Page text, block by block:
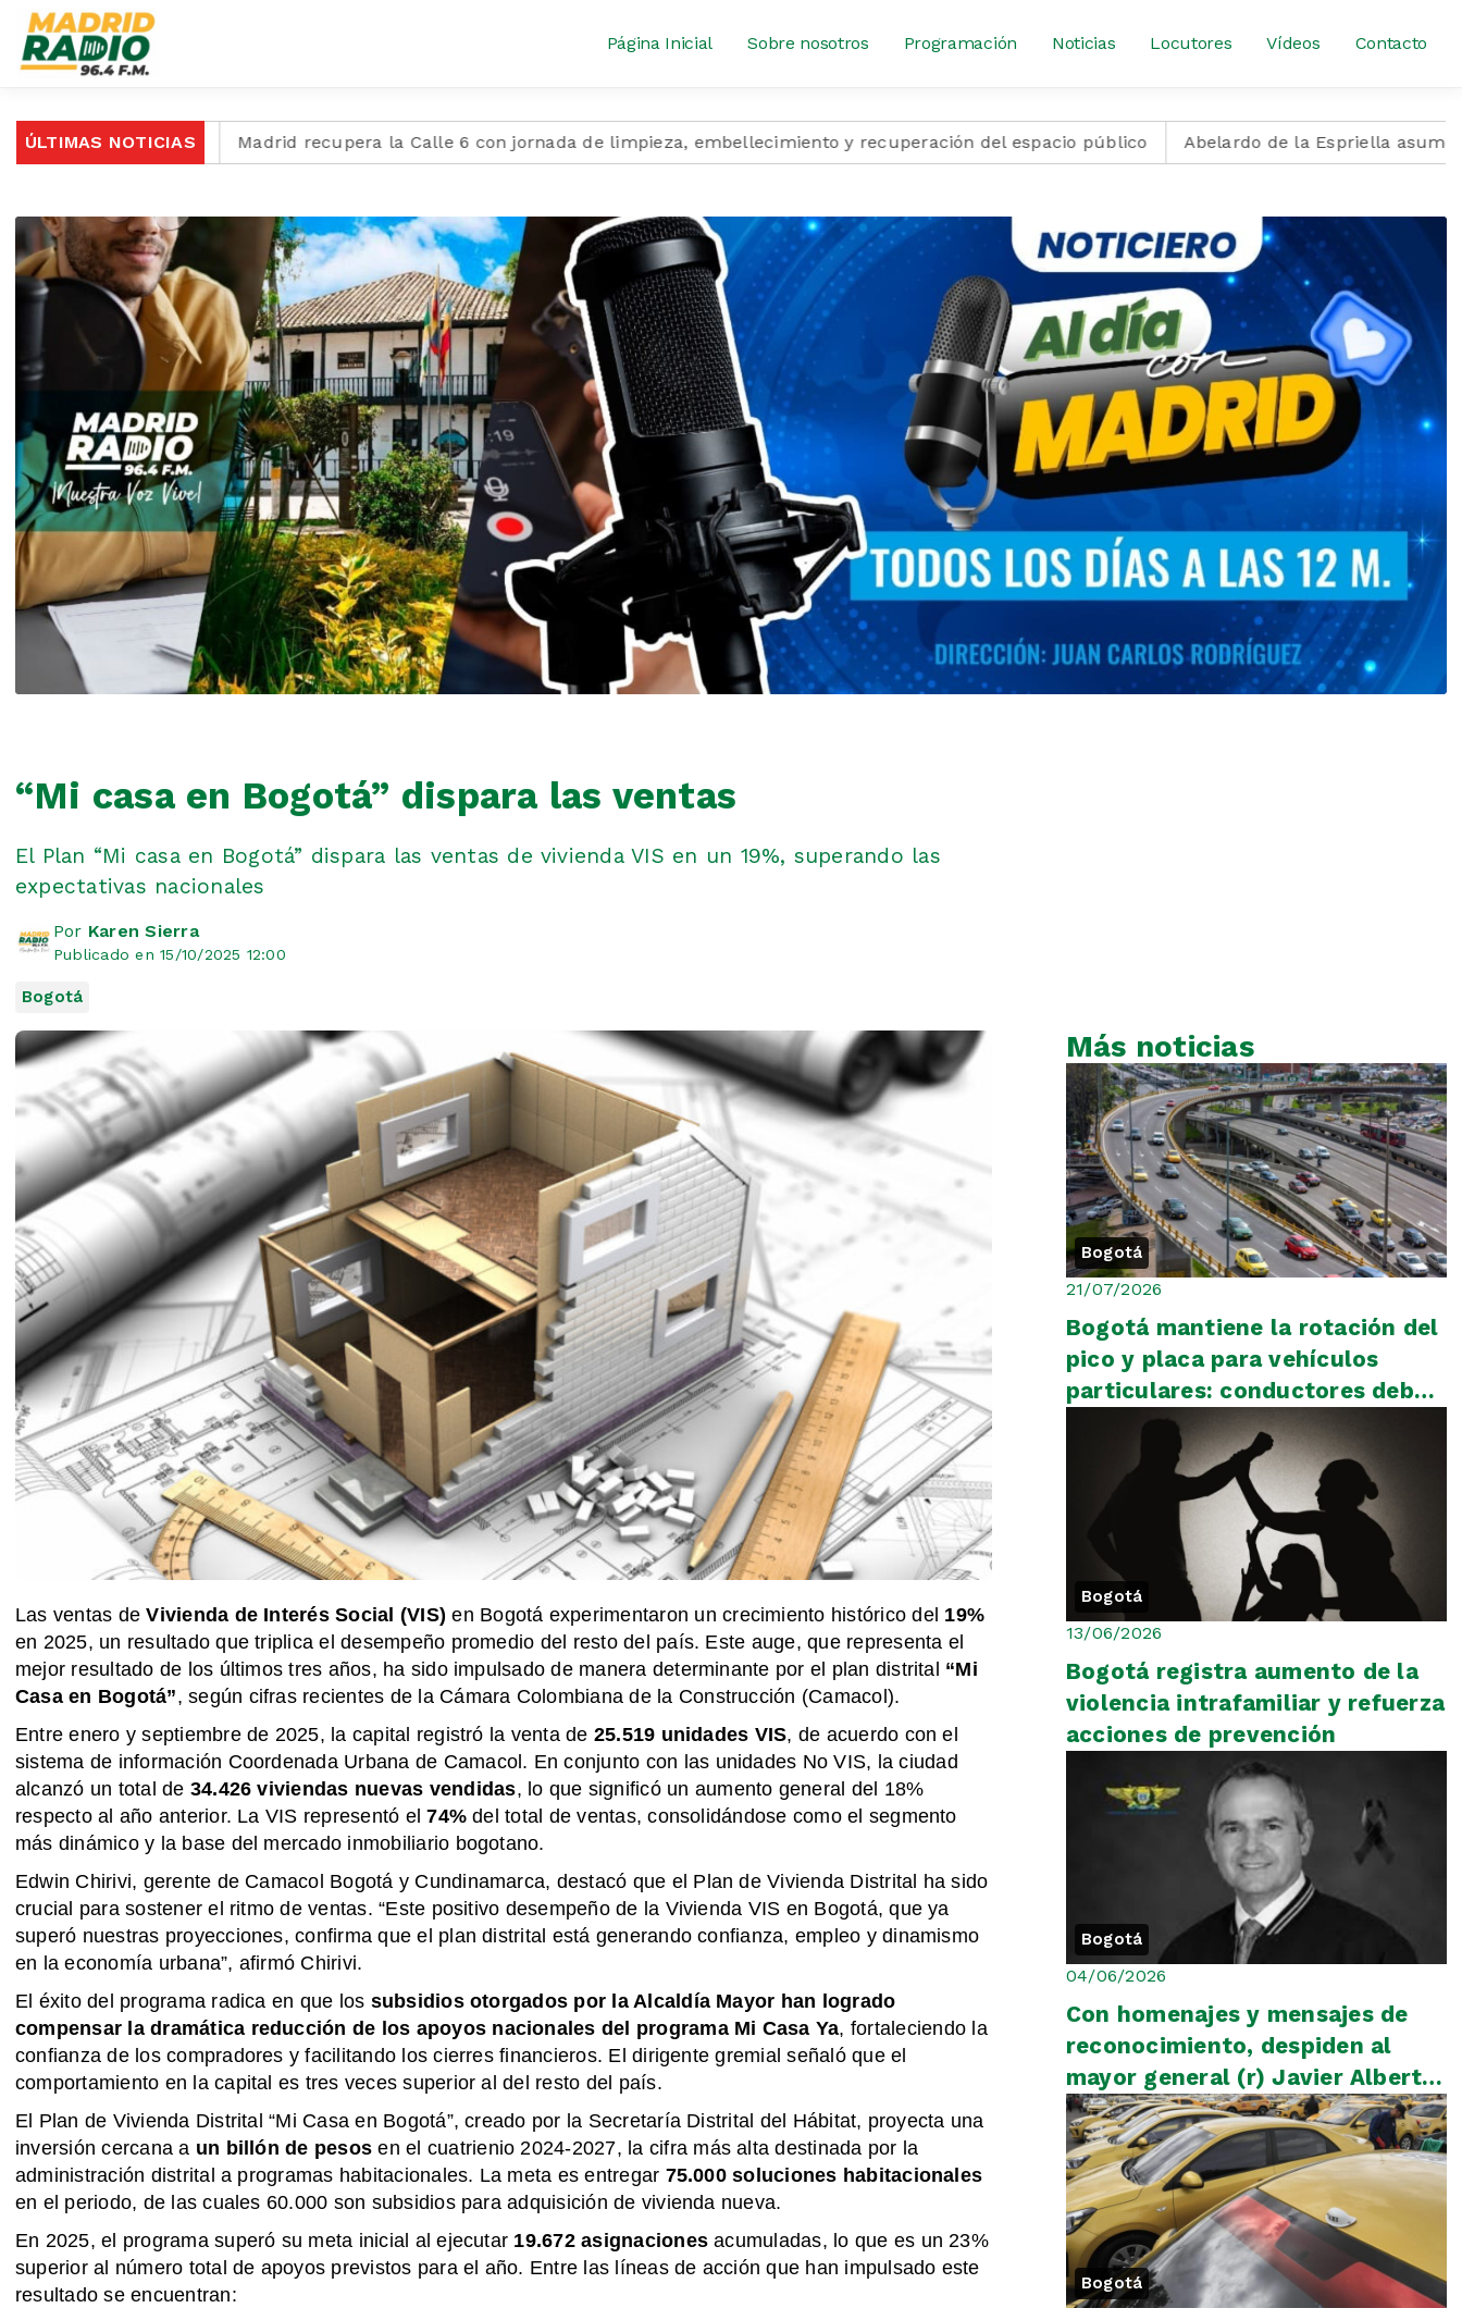
Página Inicial Sobre nosotros Programación Noticias Locutores Vídeos Contacto
ÚLTIMAS NOTICIAS
68 años Madrid recupera la Calle 6 con jornada de limpieza, embellecimiento y recuperación del espacio público Abelardo de la Espriella asume la
“Mi casa en Bogotá” dispara las ventas
El Plan “Mi casa en Bogotá” dispara las ventas de vivienda VIS en un 19%, superando las
expectativas nacionales
Por Karen Sierra
Publicado en 15/10/2025 12:00
Bogotá
Las ventas deVivienda de Interés Social (VIS) en Bogotá experimentaron un crecimiento histórico del 19%
en 2025, un resultado que triplica el desempeño promedio del resto del país. Este auge, que representa el
mejor resultado de los últimos tres años, ha sido impulsado de manera determinante por el plan distrital “Mi
Casa en Bogotá”, según cifras recientes de la Cámara Colombiana de la Construcción (Camacol).
Entre enero y septiembre de 2025, la capital registró la venta de 25.519 unidades VIS, de acuerdo con el
sistema de información Coordenada Urbana de Camacol. En conjunto con las unidades No VIS, la ciudad
alcanzó un total de 34.426 viviendas nuevas vendidas, lo que significó un aumento general del 18%
respecto al año anterior. La VIS representó el74% del total de ventas, consolidándose como el segmento
más dinámico y la base del mercado inmobiliario bogotano.
Edwin Chirivi, gerente de Camacol Bogotá y Cundinamarca, destacó que el Plan de Vivienda Distrital ha sido
crucial para sostener el ritmo de ventas. “Este positivo desempeño de la Vivienda VIS en Bogotá, que ya
superó nuestras proyecciones, confirma que el plan distrital está generando confianza, empleo y dinamismo
en la economía urbana”, afirmó Chirivi.
El éxito del programa radica en que los subsidios otorgados por la Alcaldía Mayor han logrado
compensar la dramática reducción de los apoyos nacionales del programa Mi Casa Ya, fortaleciendo la
confianza de los compradores y facilitando los cierres financieros. El dirigente gremial señaló que el
comportamiento en la capital es tres veces superior al del resto del país.
El Plan de Vivienda Distrital “Mi Casa en Bogotá”, creado por la Secretaría Distrital del Hábitat, proyecta una
inversión cercana a un billón de pesos en el cuatrienio 2024-2027, la cifra más alta destinada por la
administración distrital a programas habitacionales. La meta es entregar 75.000 soluciones habitacionales
en el periodo, de las cuales 60.000 son subsidios para adquisición de vivienda nueva.
En 2025, el programa superó su meta inicial al ejecutar 19.672 asignaciones acumuladas, lo que es un 23%
superior al número total de apoyos previstos para el año. Entre las líneas de acción que han impulsado este
resultado se encuentran:
Más noticias
Bogotá
21/07/2026
Bogotá mantiene la rotación del
pico y placa para vehículos
particulares: conductores deben
consultar el calendario o...
Bogotá
13/06/2026
Bogotá registra aumento de la
violencia intrafamiliar y refuerza
acciones de prevención
Bogotá
04/06/2026
Con homenajes y mensajes de
reconocimiento, despiden al
mayor general (r) Javier Alberto
Ayala Amaya
Bogotá